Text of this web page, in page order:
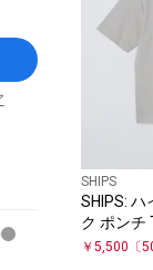
SHIPS
SHIPS: ハ
ク ポンチ
￥ 5,500 〔